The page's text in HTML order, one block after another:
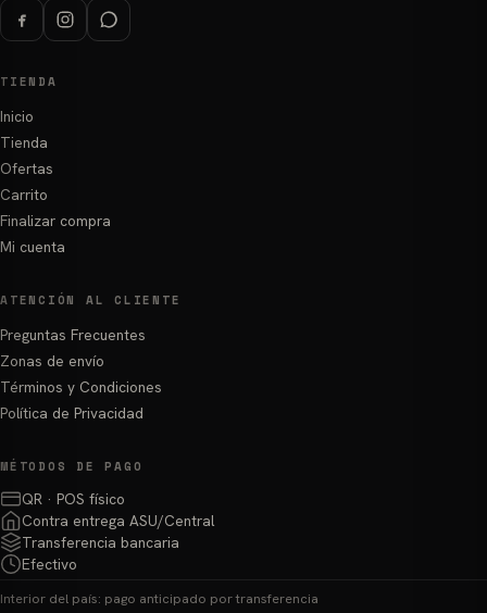
TIENDA
Inicio
Tienda
Ofertas
Carrito
Finalizar compra
Mi cuenta
ATENCIÓN AL CLIENTE
Preguntas Frecuentes
Zonas de envío
Términos y Condiciones
Política de Privacidad
MÉTODOS DE PAGO
QR · POS físico
Contra entrega ASU/Central
Transferencia bancaria
Efectivo
Interior del país: pago anticipado por transferencia